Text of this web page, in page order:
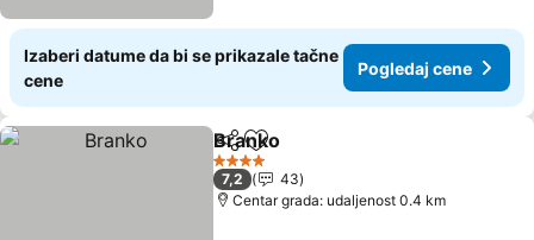
Izaberi datume da bi se prikazale tačne
cene
Pogledaj cene
Deli Dodati u favorite
Branko
4 Zvezdice
7,2
43
Centar grada: udaljenost 0.4 km